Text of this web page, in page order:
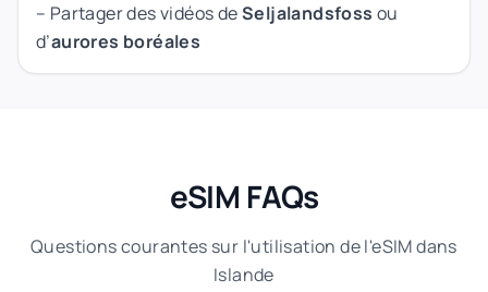
– Partager des vidéos deSeljalandsfoss ou
d’aurores boréales
eSIM FAQs
Questions courantes sur l'utilisation de l'eSIM dans
Islande